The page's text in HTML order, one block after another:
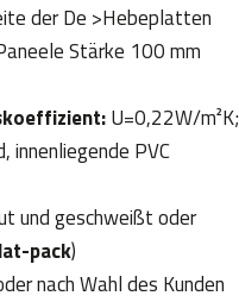
der De >Hebeplatten
Stärke 100 mm
U=0,22W/m²K;
innenliegende PVC
und geschweißt oder
pack)
nach Wahl des Kunden